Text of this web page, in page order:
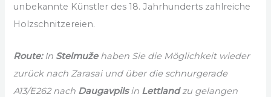
unbekannte Künstler des 18. Jahrhunderts zahlreiche
Holzschnitzereien.
Route:In Stelmuže haben Sie die Möglichkeit wieder
zurück nach Zarasai und über die schnurgerade
A13/E262 nach Daugavpilsin Lettlandzu gelangen